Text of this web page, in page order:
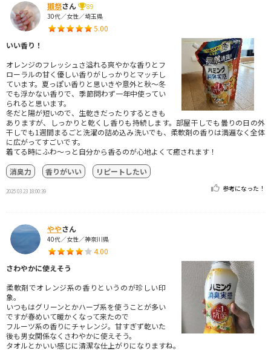
獺祭さん
89
30代／女性／埼玉県
5.00
いい香り！
オレンジのフレッシュさ溢れる爽やかな香りとフ
ローラルの甘く優しい香りがしっかりとマッチし
ています。夏っぽい香りと思いきや意外と秋〜冬
でも浮かない香りで、季節問わず一年中使ってい
られると思います。
冬だと陽が短いので、生乾きだったりするときも
ありますが、しっかりと乾くし香りも持続します。部屋干しでも曇りの日の外
干しでも1週間まるごと洗濯の詰め込み洗いでも、柔軟剤の香りは満遍なく全体
に広がってすごいです。
着てる時にふわ〜っと自分から香るのが心地よくて癒されます！
消臭力
香りがいい リピートしたい
2025.03.23 18:00:39 参考になった！
ややさん
40代／女性／神奈川県
4.00
さわやかに使えそう
柔軟剤でオレンジ系の香りというのが珍しい印
象。
いつもはグリーンとかハーブ系を使うことが多い
ですが春めいて暖かくなって来たので
フルーツ系の香りにチャレンジ。甘すぎず乾いた
後も男女関係なくさわやかに使えそう。
タオルとかいい感じに清潔な仕上がりになりますね。